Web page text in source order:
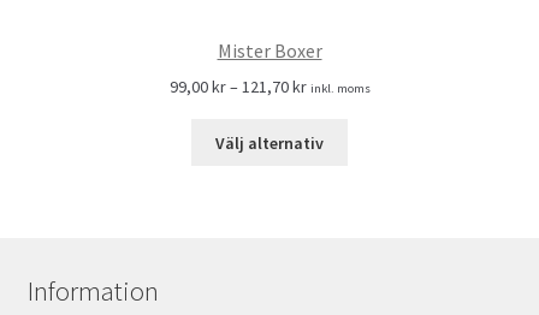
Mister Boxer
99,00kr–121,70kr inkl. moms
Välj alternativ
Information